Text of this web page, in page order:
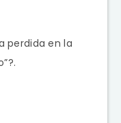
perdida en la